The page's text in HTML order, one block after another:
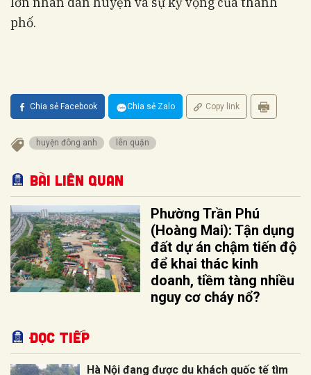
phố.
Chia sẻ Facebook Chia sẻ Zalo Copy link
huyện đông anh lên quận
Bài liên quan
Phường Trần Phú
(Hoàng Mai): Tận dụng
đất dự án chậm tiến độ
để khai thác kinh
doanh, tiềm tàng nhiều
nguy cơ cháy nổ?
Đọc tiếp
Hà Nội đang được du khách quốc tế tìm